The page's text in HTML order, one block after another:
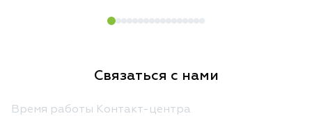
Связаться с нами
Время работы Контакт-центра